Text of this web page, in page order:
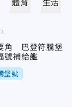
體育 生活
角 巴登符騰堡
號補給艦
堡號